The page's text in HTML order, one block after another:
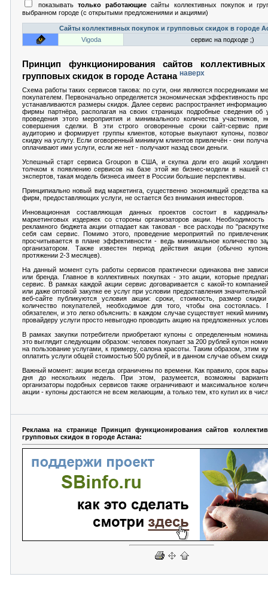
показыватьтолько работающие сайты коллективных покупок и
выбранном городе (с открытыми предложениями и акциями)
Сайты коллективных покупок и групповых скидок в городе
Vigoda
сервис на подходе ;)
Принцип функционирования сайтов
групповых скидок в городе Астана наверх
Схема работы таких сервисов такова: по сути, они являются посредниками
покупателем. Первоначально определяется экономическая эффективность
устанавливаются размеры скидок. Далее сервис распространяет
фирмы партнёра, располагая на своих страницах подробные сведения об
проведения этого мероприятия и минимального количества участников,
совершения сделки. В эти строго оговоренные сроки сайт-сервис
аудиторию и формирует группы клиентов, которые выкупают купоны,
скидку на услугу. Если оговоренный минимум клиентов привлечён - они
оплачивают ими услуги, если же нет - получают назад свои деньги.
Успешный старт сервиса Groupon в США, и скупка доли его акций
толчком к появлению сервисов на базе этой же бизнес-модели в нашей
экспертов, такая модель бизнеса имеет в России большие перспективы.
Принципиально новый вид маркетинга, существенно экономящий средства
фирм, предоставляющих услуги, не остается без внимания инвесторов.
Инновационная составляющая данных проектов состоит в
маркетинговых издержек со стороны организаторов акции.
рекламного бюджета акции отпадает как таковая - все расходы по
себя сам сервис. Помимо этого, проведение мероприятий по
просчитывается в плане эффективности - ведь минимальное количество
организатором. Также известен период действия акции (обычно
протяжении 2-3 месяцев).
На данный момент суть работы сервисов практически одинакова вне
или бренда. Главное в коллективных покупках - это акции, которые
сервис. В рамках каждой акции сервис договаривается с какой-то
или даже оптовой закупке ее услуг при условии предоставления
веб-сайте публикуются условия акции: сроки, стоимость, размер
количество покупателей, необходимое для того, чтобы она состоялась.
обязателен, и это легко объяснить: в каждом случае существует некий
провайдеру услуги просто невыгодно проводить акцию на предложенных
В рамках закупки потребители приобретают купоны с определенным
это выглядит следующим образом: человек покупает за 200 рублей купон
на пользование услугами, к примеру, салона красоты. Таким образом, этим
оплатить услуги общей стоимостью 500 рублей, и в данном случае объем
Важный момент: акции всегда ограничены по времени. Как правило, срок
дня до нескольких недель. При этом, разумеется, возможны
организаторы подобных сервисов также ограничивают и максимальное
акции - купоны достаются не всем желающим, а только тем, кто купил их в
Реклама на странице Принцип функционирования сайтов
групповых скидок в городе Астана: